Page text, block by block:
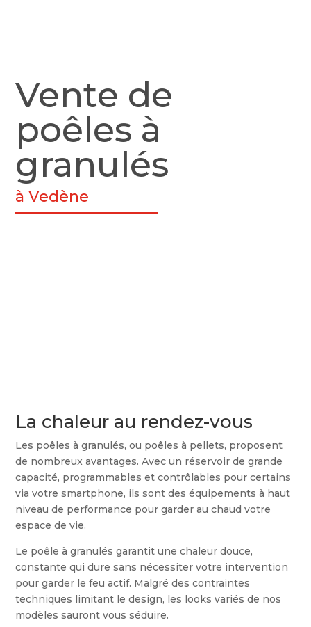
Vente de
poêles à
granulés
à Vedène
La chaleur au rendez-vous
Les poêles à granulés, ou poêles à pellets, proposent
de nombreux avantages. Avec un réservoir de grande
capacité, programmables et contrôlables pour certains
via votre smartphone, ils sont des équipements à haut
niveau de performance pour garder au chaud votre
espace de vie.
Le poêle à granulés garantit une chaleur douce,
constante qui dure sans nécessiter votre intervention
pour garder le feu actif. Malgré des contraintes
techniques limitant le design, les looks variés de nos
modèles sauront vous séduire.